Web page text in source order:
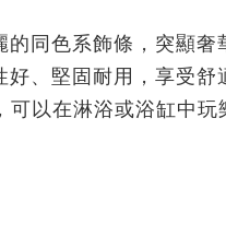
同色系飾條，突顯奢
、堅固耐用，享受舒
以在淋浴或浴缸中玩